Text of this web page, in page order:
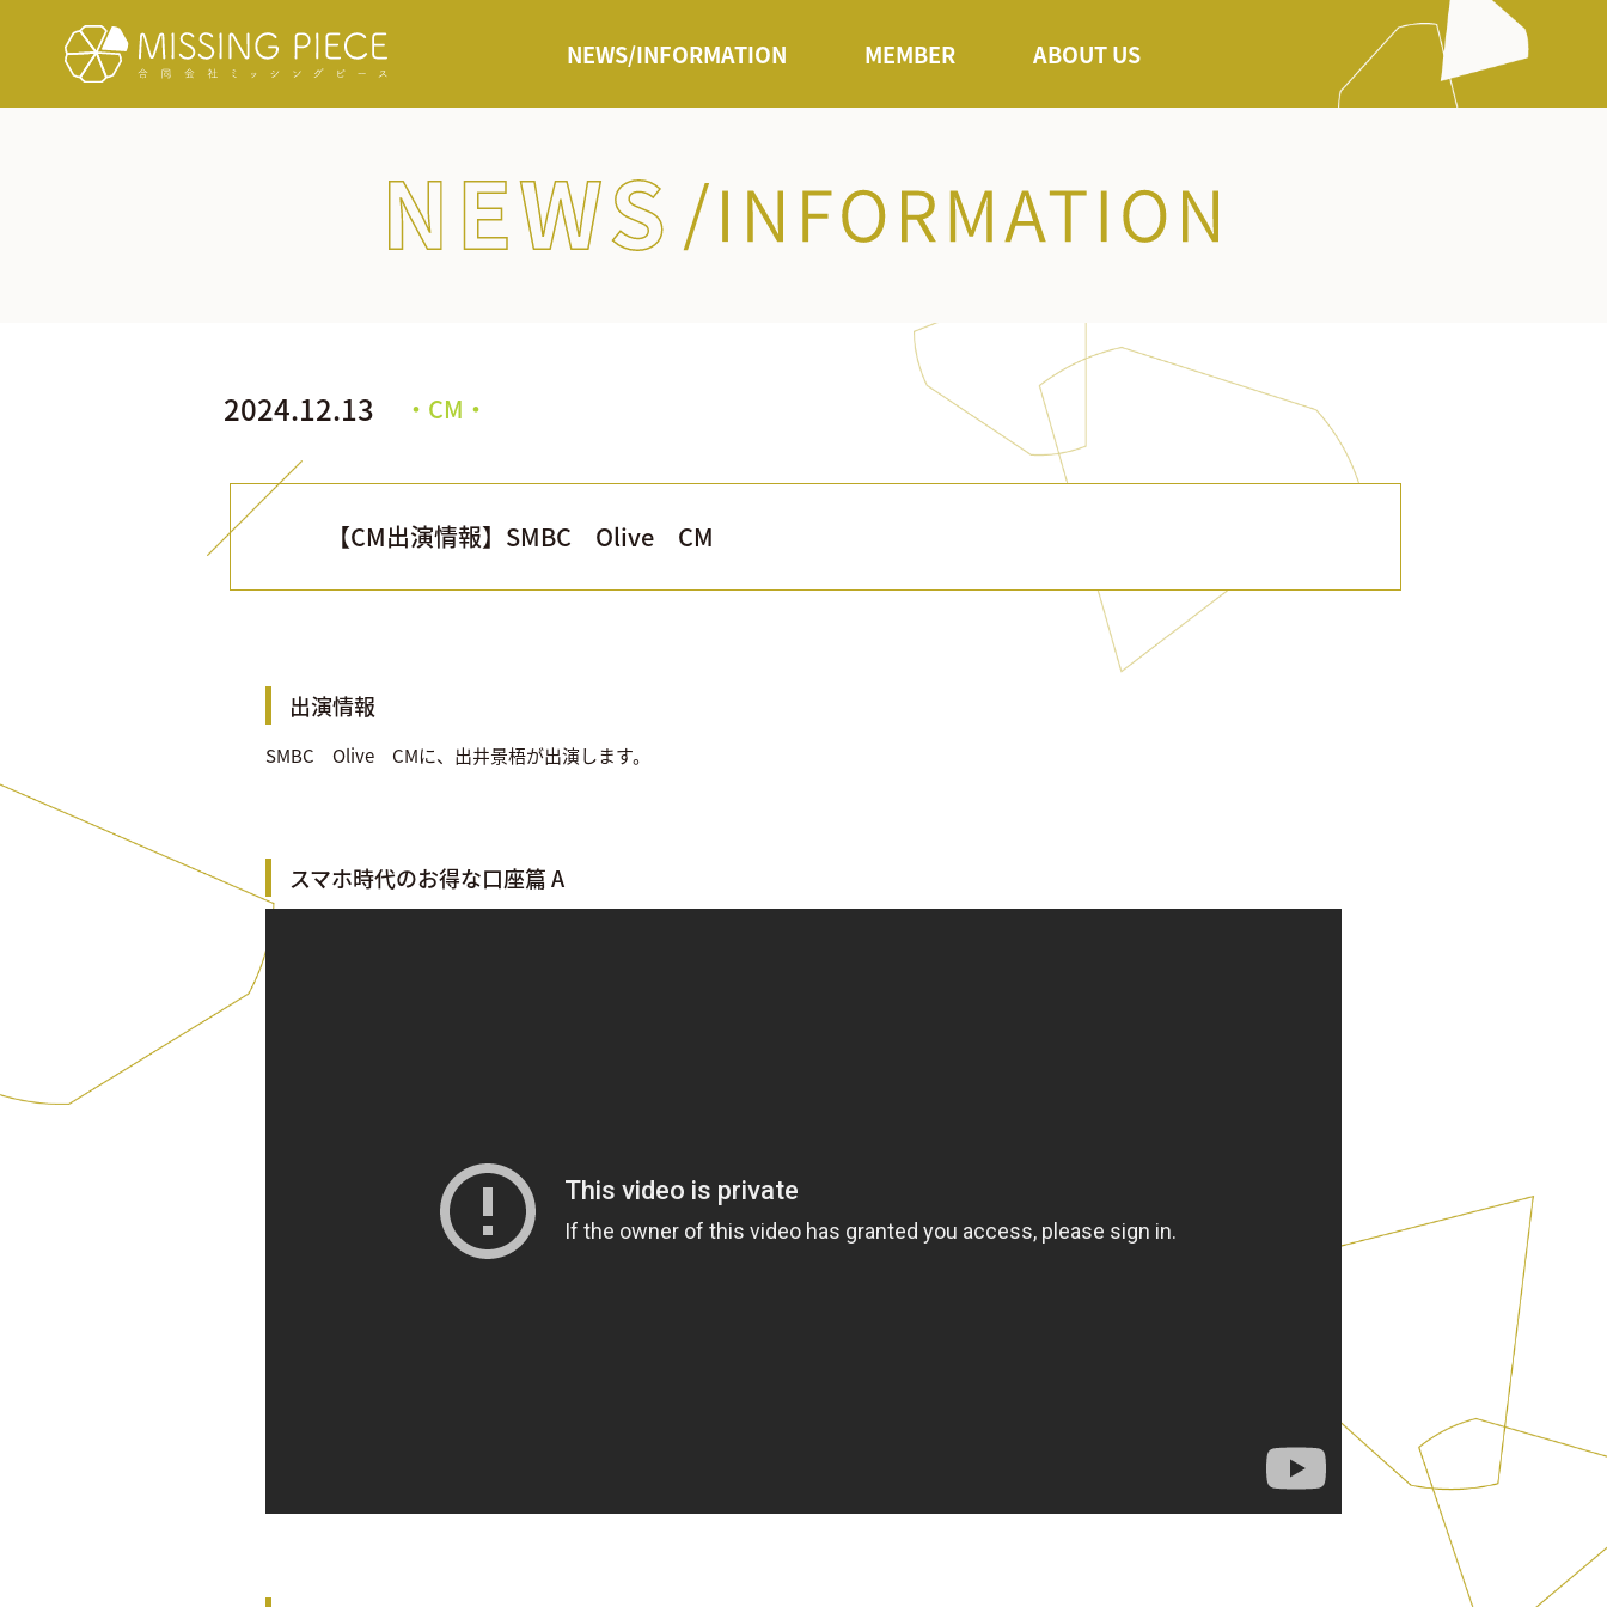
NEWS/INFORMATION MEMBER ABOUT US
2024.12.13 ・CM・
【CM出演情報】SMBC Olive CM
出演情報
SMBC Olive CMに、出井景梧が出演します。
スマホ時代のお得な口座篇 A